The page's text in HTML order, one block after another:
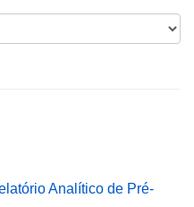
Analítico de Pré-